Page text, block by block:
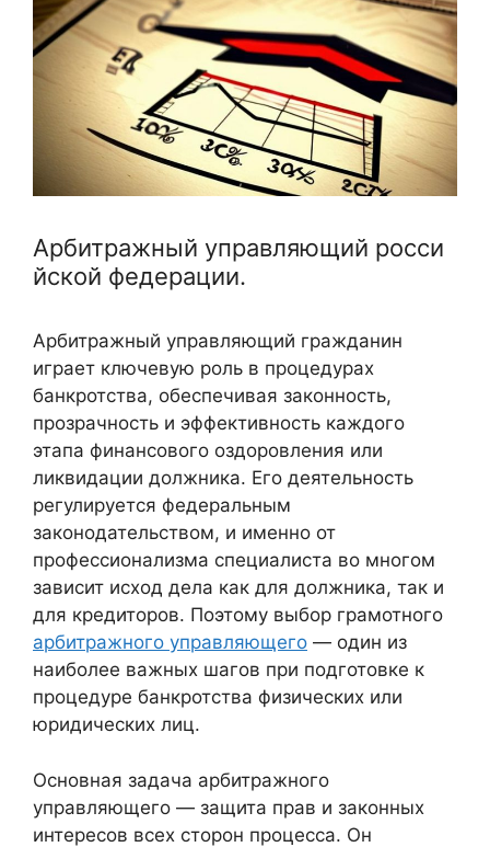
Арбитражный управляющий росси
йской федерации.
Арбитражный управляющий гражданин
играет ключевую роль в процедурах
банкротства, обеспечивая законность,
прозрачность и эффективность каждого
этапа финансового оздоровления или
ликвидации должника. Его деятельность
регулируется федеральным
законодательством, и именно от
профессионализма специалиста во многом
зависит исход дела как для должника, так и
для кредиторов. Поэтому выбор грамотного
арбитражного управляющего — один из
наиболее важных шагов при подготовке к
процедуре банкротства физических или
юридических лиц.
Основная задача арбитражного
управляющего — защита прав и законных
интересов всех сторон процесса. Он